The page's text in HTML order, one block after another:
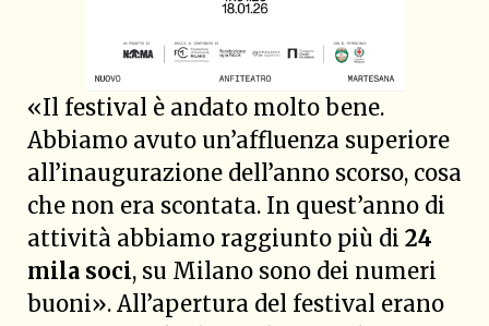
«Il festival è andato molto bene.
Abbiamo avuto un’affluenza superiore
all’inaugurazione dell’anno scorso, cosa
che non era scontata. In quest’anno di
attività abbiamo raggiunto più di 24
mila soci, su Milano sono dei numeri
buoni». All’apertura del festival erano